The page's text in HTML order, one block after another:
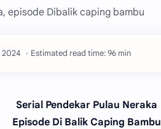
episode Dibalik caping bambu
Estimated read time: 96 min
Serial Pendekar Pulau Neraka
Episode Di Balik Caping Bambu